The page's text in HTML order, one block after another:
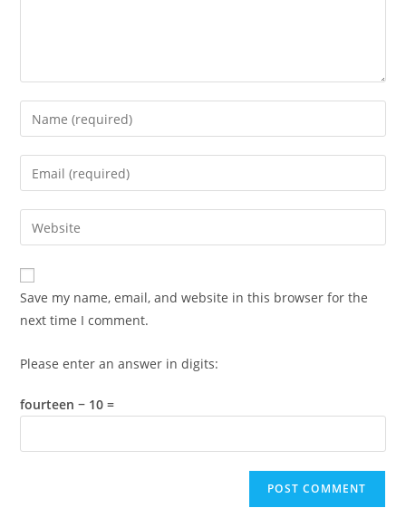
Enter
your
name
comment
Enter
your
email
address
comment
Enter
your
website
URL
(optional)
Save my name, email, and website in this browser for the
next time I comment.
Please enter an answer in digits:
fourteen − 10 =